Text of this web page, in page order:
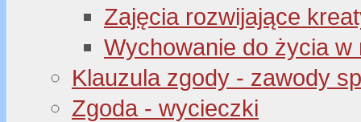
Zajęcia rozwijające
Wychowanie do życia w
Klauzula zgody - zawody
Zgoda - wycieczki